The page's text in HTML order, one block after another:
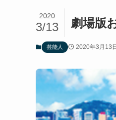
劇場版
2020
3/13
芸能人 2020年3月13日